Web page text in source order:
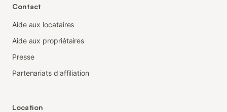
Contact
Aide aux locataires
Aide aux propriétaires
Presse
Partenariats d'affiliation
Location